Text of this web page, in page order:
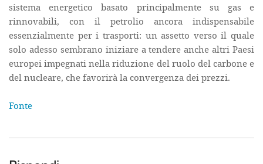
sistema energetico basato principalmente su gas e
rinnovabili, con il petrolio ancora indispensabile
essenzialmente per i trasporti: un assetto verso il quale
solo adesso sembrano iniziare a tendere anche altri Paesi
europei impegnati nella riduzione del ruolo del carbone e
del nucleare, che favorirà la convergenza dei prezzi.
Fonte